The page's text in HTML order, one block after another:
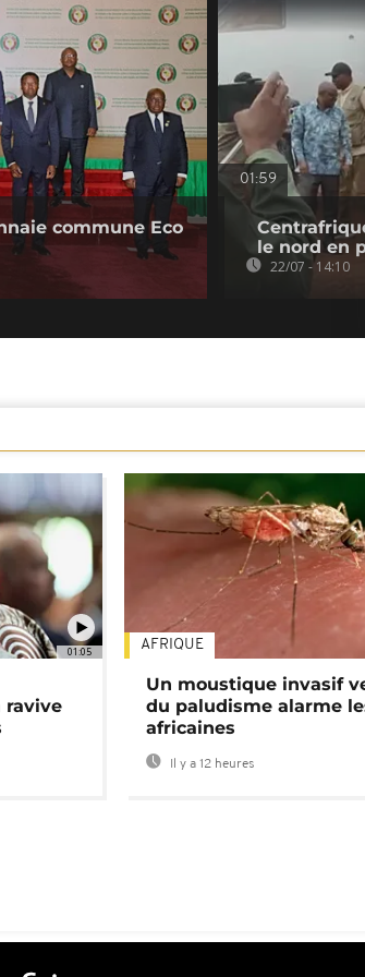
commune Eco
01:59
le nord en
22/07 - 14:10
01:05
ravive
AFRIQUE
Un moustique invasif
du paludisme alarme
africaines
Il y a 12 heures